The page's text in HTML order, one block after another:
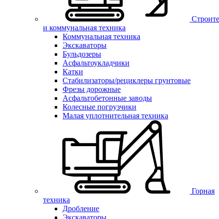
и коммунальная техника
Коммунальная техника
Экскаваторы
Бульдозеры
Асфальтоукладчики
Катки
Стабилизаторы/рециклеры грунтовые
Фрезы дорожные
Асфальтобетонные заводы
Колесные погрузчики
Малая уплотнительная техника
Горная
техника
Дробление
Экскаваторы